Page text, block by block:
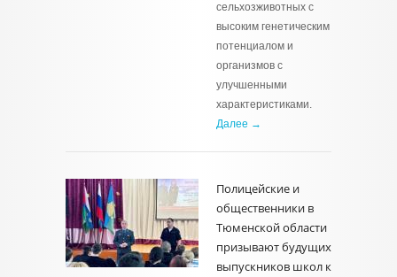
сельхозживотных с
высоким генетическим
потенциалом и
организмов с
улучшенными
характеристиками.
Далее →
Полицейские и
общественники в
Тюменской области
призывают будущих
выпускников школ к